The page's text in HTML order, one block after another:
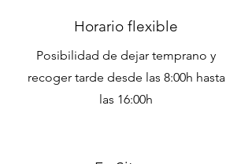
Horario flexible
Posibilidad de dejar temprano y
recoger tarde desde las 8:00h hasta
las 16:00h